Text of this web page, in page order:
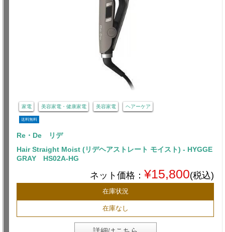
家電 美容家電・健康家電 美容家電 ヘアーケア
送料無料
Re・De リデ
Hair Straight Moist (リデヘアストレート モイスト) - HYGGE
GRAY HS02A-HG
ネット価格： ¥15,800(税込)
在庫状況
在庫なし